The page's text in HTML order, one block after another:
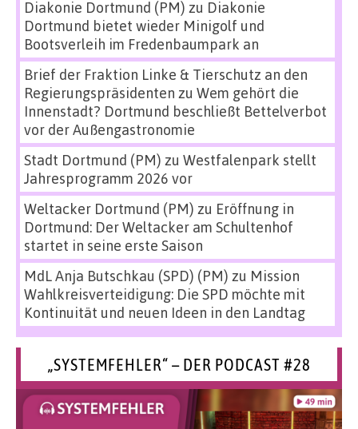
Diakonie Dortmund (PM) zu Diakonie
Dortmund bietet wieder Minigolf und
Bootsverleih im Fredenbaumpark an
Brief der Fraktion Linke & Tierschutz an den
Regierungspräsidenten zu Wem gehört die
Innenstadt? Dortmund beschließt Bettelverbot
vor der Außengastronomie
Stadt Dortmund (PM) zu Westfalenpark stellt
Jahresprogramm 2026 vor
Weltacker Dortmund (PM) zu Eröffnung in
Dortmund: Der Weltacker am Schultenhof
startet in seine erste Saison
MdL Anja Butschkau (SPD) (PM) zu Mission
Wahlkreisverteidigung: Die SPD möchte mit
Kontinuität und neuen Ideen in den Landtag
„SYSTEMFEHLER“ – DER PODCAST #28